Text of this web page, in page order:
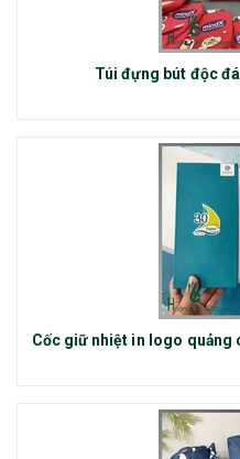
Túi đựng bút độc
Cốc giữ nhiệt in logo